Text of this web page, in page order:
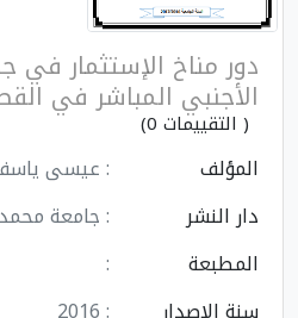
دور مناخ الإستثمار في
الأجنبي المباشر في
( التقييمات 0)
المؤلف
: عيسى
دار النشر
: جامعة
المطبعة
: